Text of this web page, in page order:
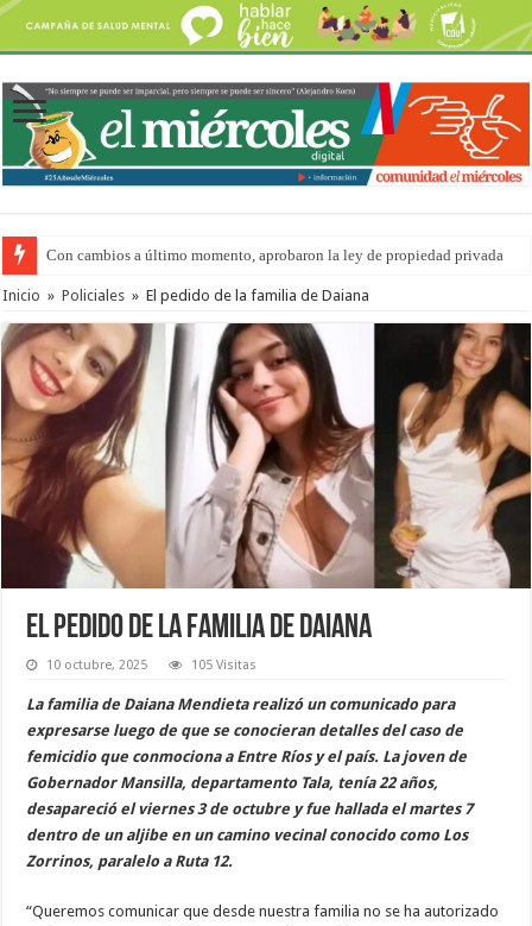
Con cambios a último momento, aprobaron la ley de propiedad privada
Inicio » Policiales » El pedido de la familia de Daiana
El pedido de la familia de Daiana
10 octubre, 2025 105 Visitas
La familia de Daiana Mendieta realizó un comunicado para
expresarse luego de que se conocieran detalles del caso de
femicidio que conmociona a Entre Ríos y el país. La joven de
Gobernador Mansilla, departamento Tala, tenía 22 años,
desapareció el viernes 3 de octubre y fue hallada el martes 7
dentro de un aljibe en un camino vecinal conocido como Los
Zorrinos, paralelo a Ruta 12.
“Queremos comunicar que desde nuestra familia no se ha autorizado